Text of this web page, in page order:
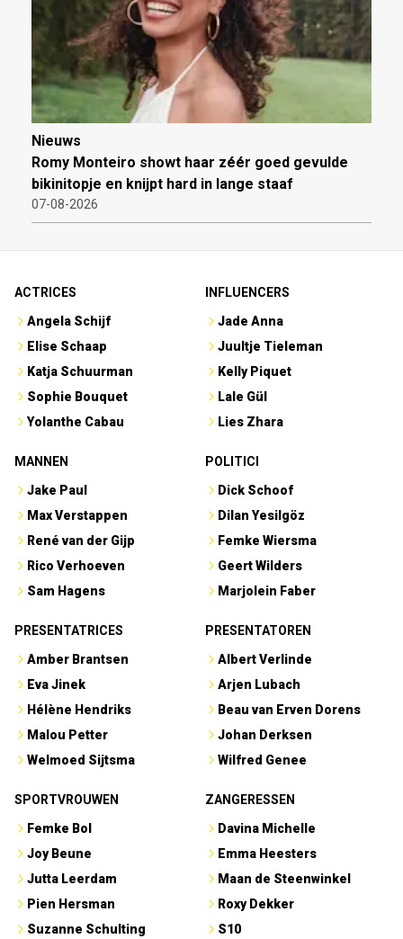
Nieuws
Romy Monteiro showt haar zéér goed gevulde
bikinitopje en knijpt hard in lange staaf
07-08-2026
ACTRICES
Angela Schijf
Elise Schaap
Katja Schuurman
Sophie Bouquet
Yolanthe Cabau
INFLUENCERS
Jade Anna
Juultje Tieleman
Kelly Piquet
Lale Gül
Lies Zhara
MANNEN
Jake Paul
Max Verstappen
René van der Gijp
Rico Verhoeven
Sam Hagens
POLITICI
Dick Schoof
Dilan Yesilgöz
Femke Wiersma
Geert Wilders
Marjolein Faber
PRESENTATRICES
Amber Brantsen
Eva Jinek
Hélène Hendriks
Malou Petter
Welmoed Sijtsma
PRESENTATOREN
Albert Verlinde
Arjen Lubach
Beau van Erven Dorens
Johan Derksen
Wilfred Genee
SPORTVROUWEN
Femke Bol
Joy Beune
Jutta Leerdam
Pien Hersman
Suzanne Schulting
ZANGERESSEN
Davina Michelle
Emma Heesters
Maan de Steenwinkel
Roxy Dekker
S10